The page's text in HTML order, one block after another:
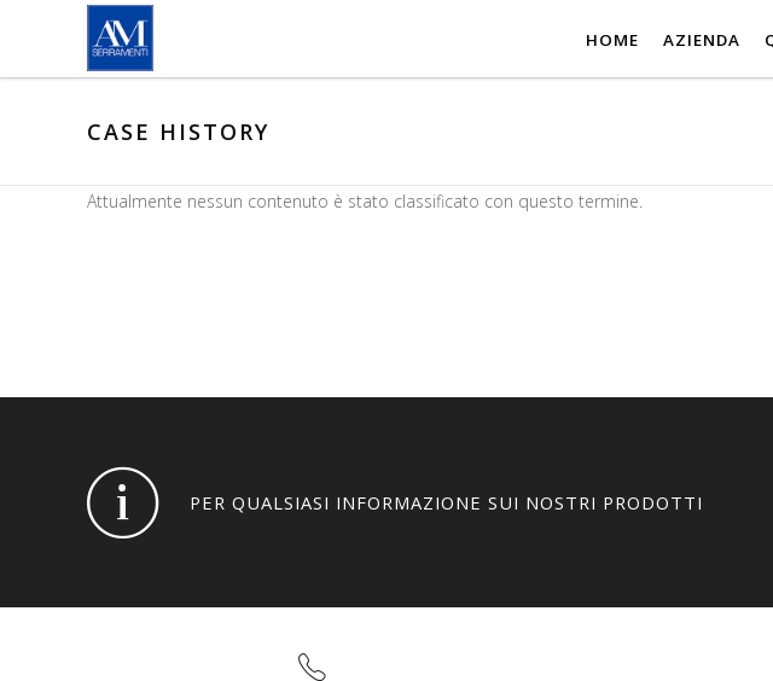
Salta al contenuto principale
HOME AZIENDA
CASE HISTORY
Attualmente nessun contenuto è stato classificato con questo termine.
PER QUALSIASI INFORMAZIONE SUI NOSTRI PRODOTTI